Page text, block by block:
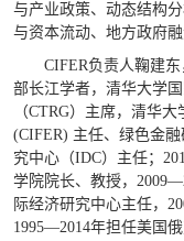
与产业政策、动态结构
与资本流动、地方政府
CIFER负责人鞠建
部长江学者，清华大学
（CTRG）主席，清华
(CIFER) 主任、绿色金
究中心（IDC）主任；
学院院长、教授，
际经济研究中心主任，
1995—2014年担任美国